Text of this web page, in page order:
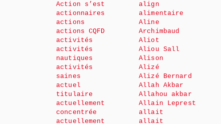
Action s’est
actionnaires
actions
actions CQFD
activités
activités
nautiques
activités
saines
actuel
titulaire
actuellement
concentrée
actuellement
align
alimentaire
Aline
Archimbaud
Aliot
Aliou Sall
Alison
Alizé
Alizé Bernard
Allah Akbar
Allahou akbar
Allain Leprest
allait
allait